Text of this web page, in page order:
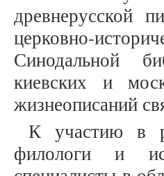
древнерусской
церковно-
Синодальной
киевских и
жизнеописаний
К участию в
филологи и